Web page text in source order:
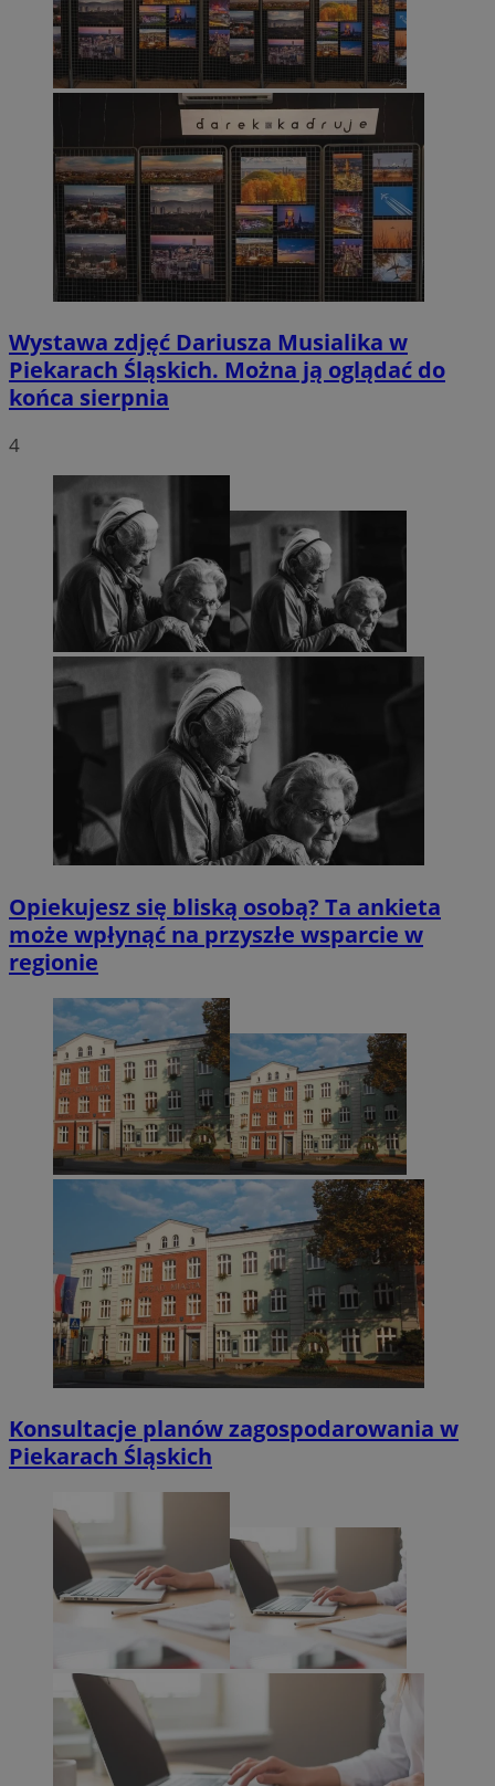
Wystawa zdjęć Dariusza Musialika w
Piekarach Śląskich. Można ją oglądać do
końca sierpnia
4
Opiekujesz się bliską osobą? Ta ankieta
może wpłynąć na przyszłe wsparcie w
regionie
Konsultacje planów zagospodarowania w
Piekarach Śląskich